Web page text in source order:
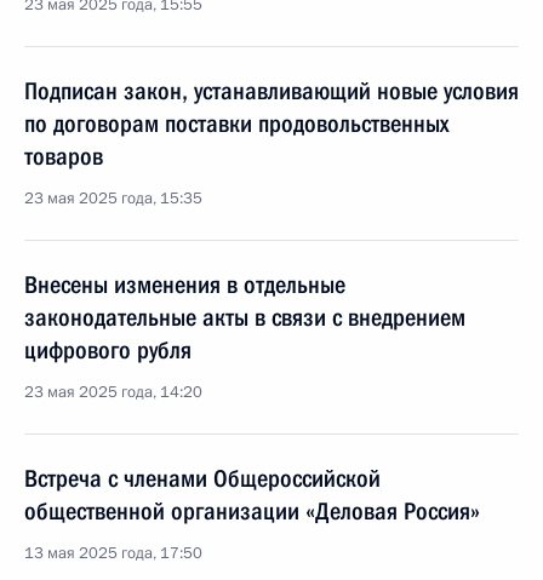
23 мая 2025 года, 15:55
Подписан закон, устанавливающий новые условия
по договорам поставки продовольственных
товаров
23 мая 2025 года, 15:35
Внесены изменения в отдельные
законодательные акты в связи с внедрением
цифрового рубля
23 мая 2025 года, 14:20
Встреча с членами Общероссийской
общественной организации «Деловая Россия»
13 мая 2025 года, 17:50